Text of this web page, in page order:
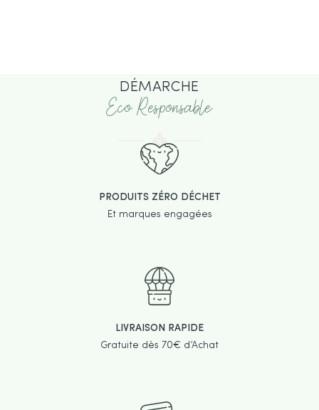
DÉMARCHE
Eco Responsable
PRODUITS ZÉRO DÉCHET
Et marques engagées
LIVRAISON RAPIDE
Gratuite dès 70€ d’Achat